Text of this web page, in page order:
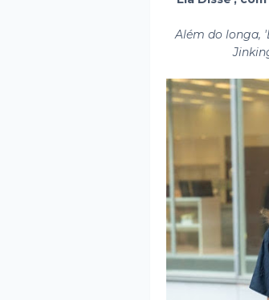
Além do longa,